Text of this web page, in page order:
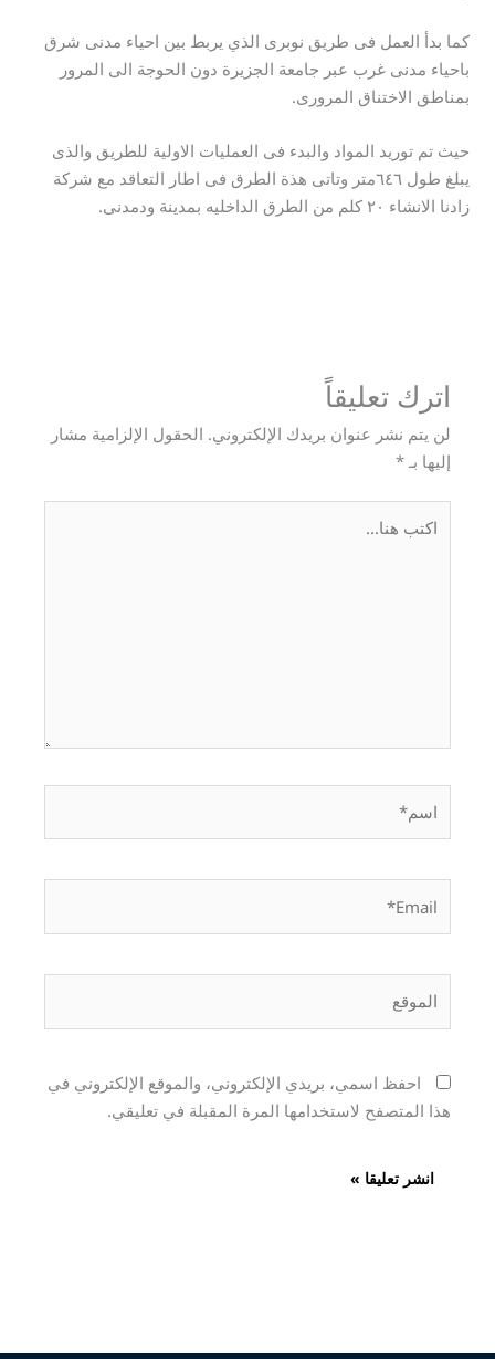
كما بدأ العمل فى طريق نوبرى الذي يربط بين احياء مدنى شرق
باحياء مدنى غرب عبر جامعة الجزيرة دون الحوجة الى المرور
بمناطق الاختناق المرورى.
حيث تم توريد المواد والبدء فى العمليات الاولية للطريق والذى
يبلغ طول ٦٤٦متر وتاتى هذة الطرق فى اطار التعاقد مع شركة
زادنا الانشاء ٢٠ كلم من الطرق الداخليه بمدينة ودمدنى.
اترك تعليقاً
لن يتم نشر عنوان بريدك الإلكتروني. الحقول الإلزامية مشار
إليها بـ*
هنا...
احفظ اسمي، بريدي الإلكتروني، والموقع الإلكتروني في
هذا المتصفح لاستخدامها المرة المقبلة في تعليقي.